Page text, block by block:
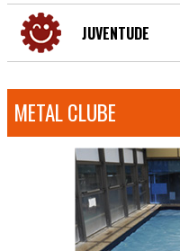
JUVENTUDE
METAL CLUBE